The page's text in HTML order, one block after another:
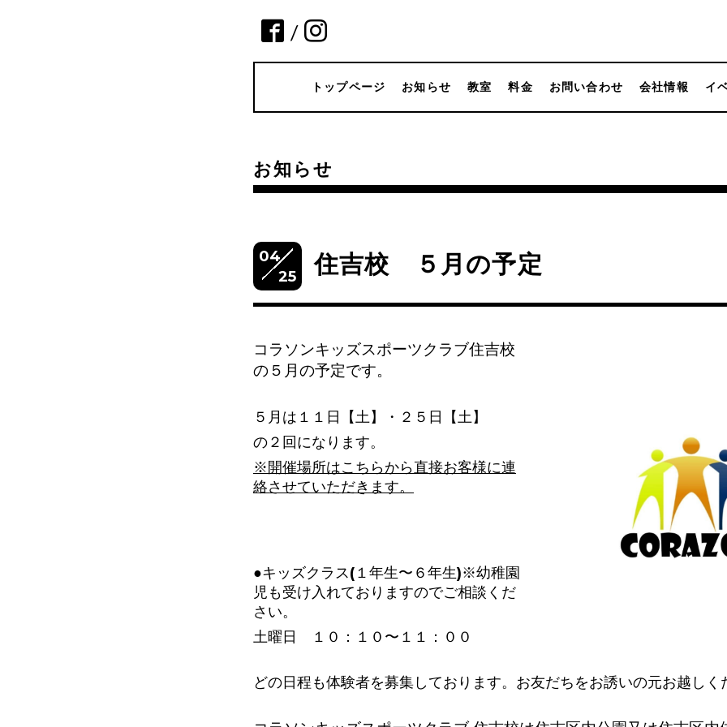
/
トップページ お知らせ 教室 料金 お問い合わせ 会社情報 イ
お知らせ
04
25
住吉校 ５月の予定
コラソンキッズスポーツクラブ住吉校
の５ 月の予定です。
５月は１１日【土】・２５日【土】
の２回になります。
※開催場所はこちらから直接お客様に連
絡させていただきます。
●キッズクラス(１年生〜６年生)※幼稚園
児も受け入れておりますのでご相談くだ
さい。
土曜日 １０：１０〜１１：００
どの日程も体験者を募集しております。お友だちをお誘いの元お越しく